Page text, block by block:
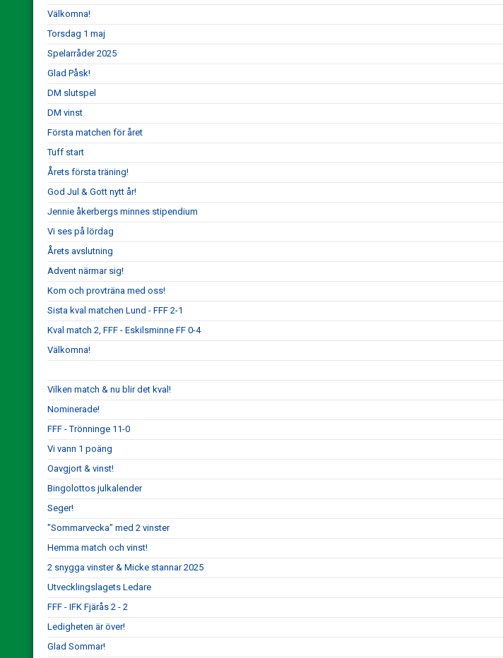
Välkomna!
Torsdag 1 maj
Spelarråder 2025
Glad Påsk!
DM slutspel
DM vinst
Första matchen för året
Tuff start
Årets första träning!
God Jul & Gott nytt år!
Jennie åkerbergs minnes stipendium
Vi ses på lördag
Årets avslutning
Advent närmar sig!
Kom och provträna med oss!
Sista kval matchen Lund - FFF 2-1
Kval match 2, FFF - Eskilsminne FF 0-4
Välkomna!
Vilken match & nu blir det kval!
Nominerade!
FFF - Trönninge 11-0
Vi vann 1 poäng
Oavgjort & vinst!
Bingolottos julkalender
Seger!
"Sommarvecka" med 2 vinster
Hemma match och vinst!
2 snygga vinster & Micke stannar 2025
Utvecklingslagets Ledare
FFF - IFK Fjärås 2 - 2
Ledigheten är över!
Glad Sommar!